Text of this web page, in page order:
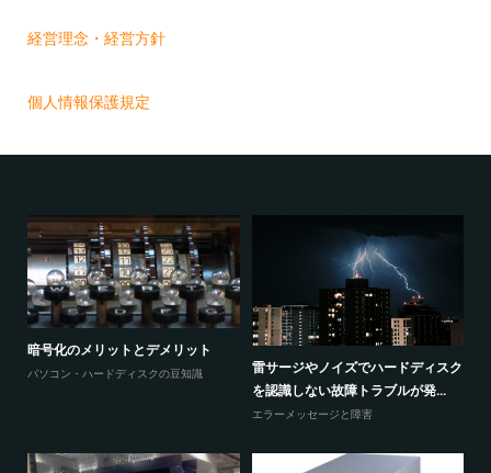
経営理念・経営方針
個人情報保護規定
暗号化のメリットとデメリット
パソコン・ハードディスクの豆知識
雷サージやノイズでハードディスク
を認識しない故障トラブルが発...
エラーメッセージと障害